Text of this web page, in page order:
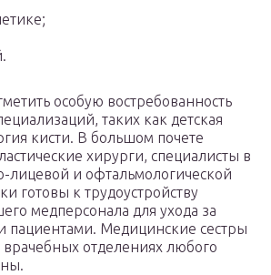
особую востребованность
таких как детская
кисти. В большом почете
хирурги, специалисты в
лицевой и офтальмологической
готовы к трудоустройству
медперсонала для ухода за
Медицинские сестры
отделениях любого